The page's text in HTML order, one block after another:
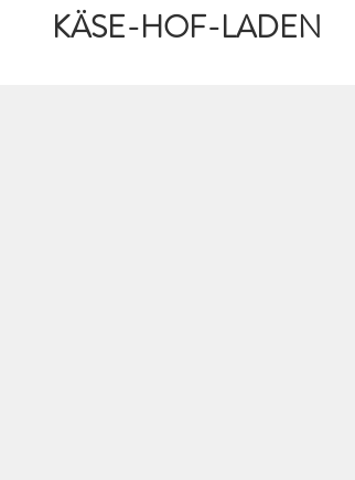
KÄSE-HOF-LADEN